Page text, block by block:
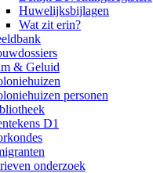
Huwelijksbijlagen
Wat zit erin?
& Geluid
personen
D1
onderzoek